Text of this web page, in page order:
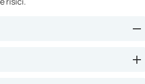
på irritation, så rødme,